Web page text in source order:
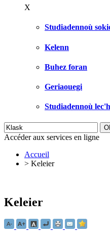
X
Studiadennoù
Kelenn
Buhez foran
Geriaouegi
Studiadennoù
Accéder aux services en ligne
Accueil
> Keleier
Keleier